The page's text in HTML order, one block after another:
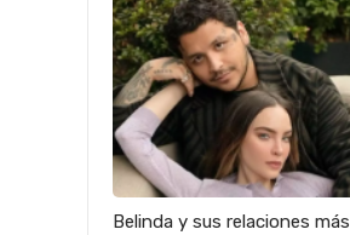
Belinda y sus relaciones más